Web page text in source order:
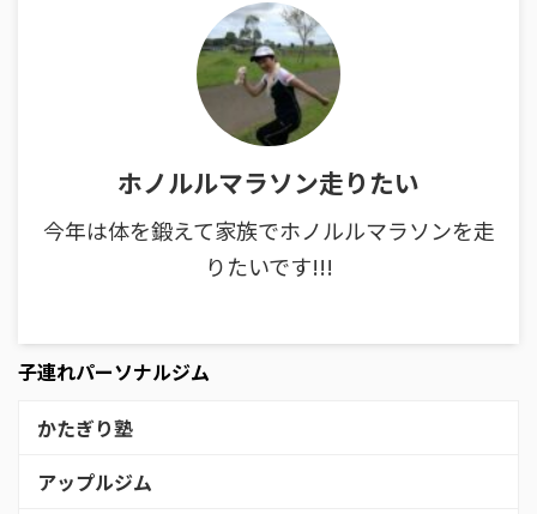
ホノルルマラソン走りたい
今年は体を鍛えて家族でホノルルマラソンを走
りたいです!!!
子連れパーソナルジム
かたぎり塾
アップルジム